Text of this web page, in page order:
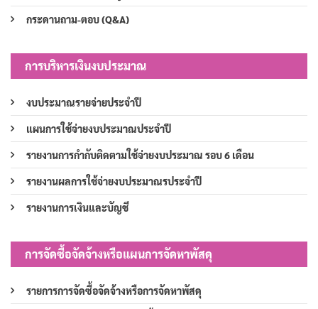
กระดานถาม-ตอบ (Q&A)
การบริหารเงินงบประมาณ
งบประมาณรายจ่ายประจำปี
แผนการใช้จ่ายงบประมาณประจำปี
รายงานการกำกับติดตามใช้จ่ายงบประมาณ รอบ 6 เดือน
รายงานผลการใช้จ่ายงบประมาณรประจำปี
รายงานการเงินและบัญชี
การจัดซื้อจัดจ้างหรือแผนการจัดหาพัสดุ
รายการการจัดซื้อจัดจ้างหรือการจัดหาพัสดุ